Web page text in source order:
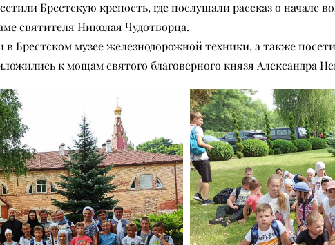
Брестскую крепость, где послушали рассказ о начале
святителя Николая Чудотворца.
в Брестском музее железнодорожной техники, а также
к мощам святого благоверного князя Александра